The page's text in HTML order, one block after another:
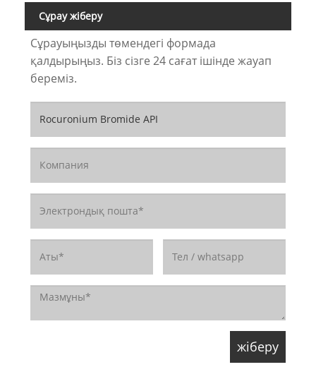
Сұрау жіберу
Сұрауыңызды төмендегі формада
қалдырыңыз. Біз сізге 24 сағат ішінде жауап
береміз.